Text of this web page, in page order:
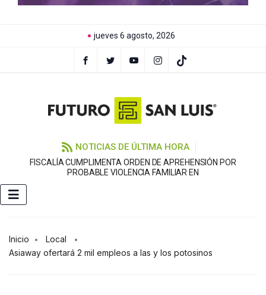
jueves 6 agosto, 2026
NOTICIAS DE ÚLTIMA HORA
FISCALÍA CUMPLIMENTA ORDEN DE APREHENSIÓN POR
PROBABLE VIOLENCIA FAMILIAR EN
Inicio
Local
Asiaway ofertará 2 mil empleos a las y los potosinos